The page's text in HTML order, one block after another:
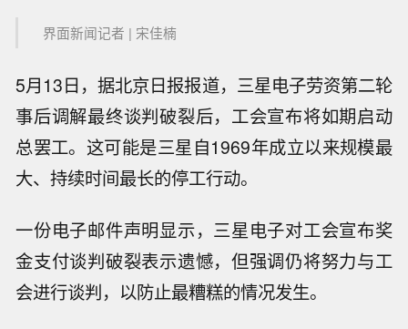
界面新闻记者 | 宋佳楠
5月13日，据北京日报报道，三星电子劳资第二轮
事后调解最终谈判破裂后，工会宣布将如期启动
总罢工。这可能是三星自1969年成立以来规模最
大、持续时间最长的停工行动。
一份电子邮件声明显示，三星电子对工会宣布奖
金支付谈判破裂表示遗憾，但强调仍将努力与工
会进行谈判，以防止最糟糕的情况发生。